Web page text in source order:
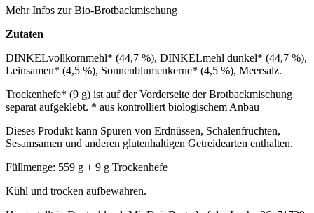
Mehr Infos zur Bio-Brotbackmischung
Zutaten
DINKELvollkornmehl* (44,7 %), DINKELmehl dunkel* (44,7 %),
Leinsamen* (4,5 %), Sonnenblumenkerne* (4,5 %), Meersalz.
Trockenhefe* (9 g) ist auf der Vorderseite der Brotbackmischung
separat aufgeklebt. * aus kontrolliert biologischem Anbau
Dieses Produkt kann Spuren von Erdnüssen, Schalenfrüchten,
Sesamsamen und anderen glutenhaltigen Getreidearten enthalten.
Füllmenge: 559 g + 9 g Trockenhefe
Kühl und trocken aufbewahren.